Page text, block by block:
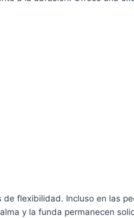
flexibilidad. Incluso en las
y la funda permanecen